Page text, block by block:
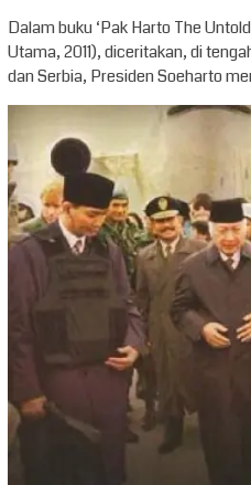
Dalam buku ‘Pak Harto The
Utama, 2011), diceritakan, di
dan Serbia, Presiden Soeharto